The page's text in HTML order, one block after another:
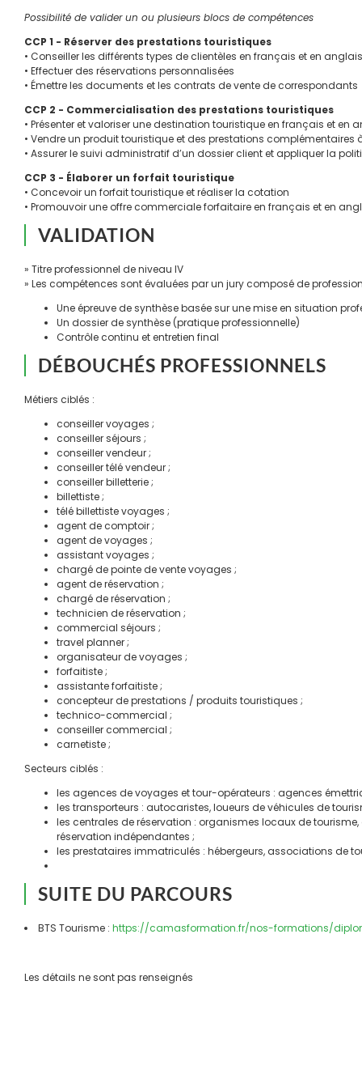
Possibilité de valider un ou plusieurs blocs de compétences
CCP 1 - Réserver des prestations touristiques
• Conseiller les différents types de clientèles en français et en
• Effectuer des réservations personnalisées
• Émettre les documents et les contrats de vente de correspondants
CCP 2 - Commercialisation des prestations touristiques
• Présenter et valoriser une destination touristique en français et en
• Vendre un produit touristique et des prestations
• Assurer le suivi administratif d’un dossier client et appliquer la
CCP 3 - Élaborer un forfait touristique
• Concevoir un forfait touristique et réaliser la cotation
• Promouvoir une offre commerciale forfaitaire en français et en
VALIDATION
» Titre professionnel de niveau IV
» Les compétences sont évaluées par un jury composé de
Une épreuve de synthèse basée sur une mise en situation
Un dossier de synthèse (pratique professionnelle)
Contrôle continu et entretien final
DÉBOUCHÉS PROFESSIONNELS
Métiers ciblés :
conseiller voyages ;
conseiller séjours ;
conseiller vendeur ;
conseiller télé vendeur ;
conseiller billetterie ;
billettiste ;
télé billettiste voyages ;
agent de comptoir ;
agent de voyages ;
assistant voyages ;
chargé de pointe de vente voyages ;
agent de réservation ;
chargé de réservation ;
technicien de réservation ;
commercial séjours ;
travel planner ;
organisateur de voyages ;
forfaitiste ;
assistante forfaitiste ;
concepteur de prestations / produits touristiques ;
technico-commercial ;
conseiller commercial ;
carnetiste ;
Secteurs ciblés :
les agences de voyages et tour-opérateurs : agences
les transporteurs : autocaristes, loueurs de véhicules de
les centrales de réservation : organismes locaux de
réservation indépendantes ;
les prestataires immatriculés : hébergeurs, associations de
SUITE DU PARCOURS
BTS Tourisme : https://camasformation.fr/nos-formations/
Les détails ne sont pas renseignés